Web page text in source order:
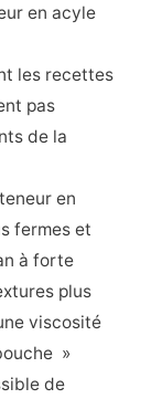
en acyle
les recettes
pas
de la
en
fermes et
à forte
plus
viscosité
»
de